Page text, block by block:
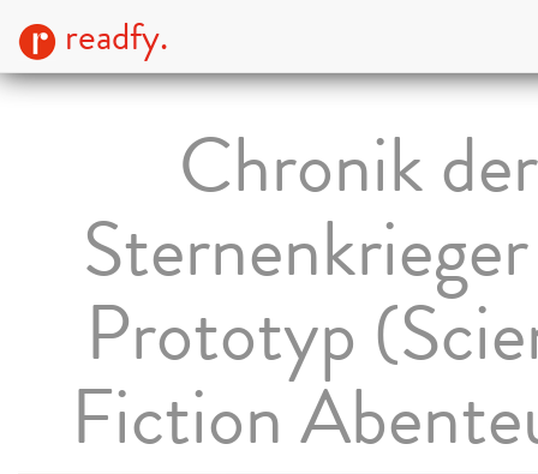
readfy.
Chronik der
Prototyp
Fiction